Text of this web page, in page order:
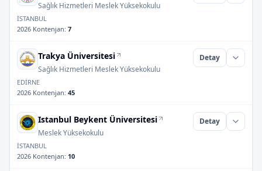
Sağlık Hizmetleri Meslek Yüksekokulu
İSTANBUL
2026 Kontenjan: 7
Trakya Üniversitesi
Sağlık Hizmetleri Meslek Yüksekokulu
Detay
EDİRNE
2026 Kontenjan: 45
Istanbul Beykent Üniversitesi
Meslek Yüksekokulu
Detay
İSTANBUL
2026 Kontenjan: 10